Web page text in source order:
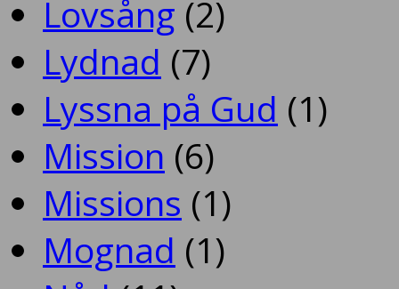
Lovsång (2)
Lydnad (7)
Lyssna på Gud (1)
Mission (6)
Missions (1)
Mognad (1)